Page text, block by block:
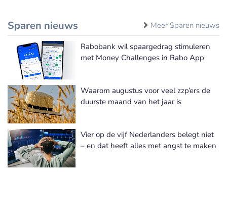
Sparen nieuws Meer Sparen nieuws
Rabobank wil spaargedrag stimuleren
met Money Challenges in Rabo App
Waarom augustus voor veel zzp’ers de
duurste maand van het jaar is
Vier op de vijf Nederlanders belegt niet
– en dat heeft alles met angst te maken